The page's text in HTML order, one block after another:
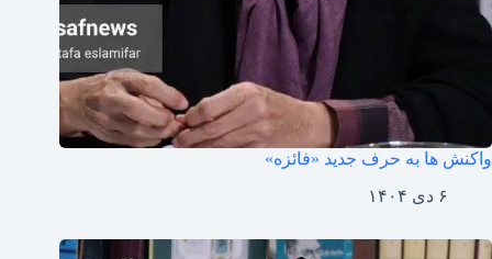
واکنش ها به حرف جدید «فائزه»
۶ دی ۱۴۰۴